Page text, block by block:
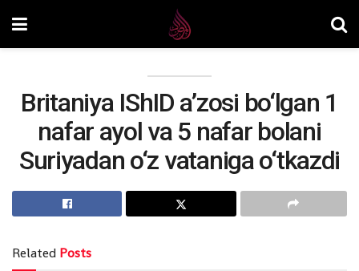
Britaniya IShID a’zosi bo‘lgan 1
nafar ayol va 5 nafar bolani
Suriyadan o‘z vataniga o‘tkazdi
Related Posts